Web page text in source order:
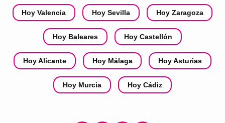
Hoy Valencia Hoy Sevilla Hoy Zaragoza
Hoy Baleares Hoy Castellón
Hoy Alicante Hoy Málaga Hoy Asturias
Hoy Murcia Hoy Cádiz